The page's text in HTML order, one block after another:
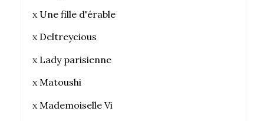
x Une fille d'érable
x Deltreycious
x Lady parisienne
xMatoushi
x Mademoiselle Vi